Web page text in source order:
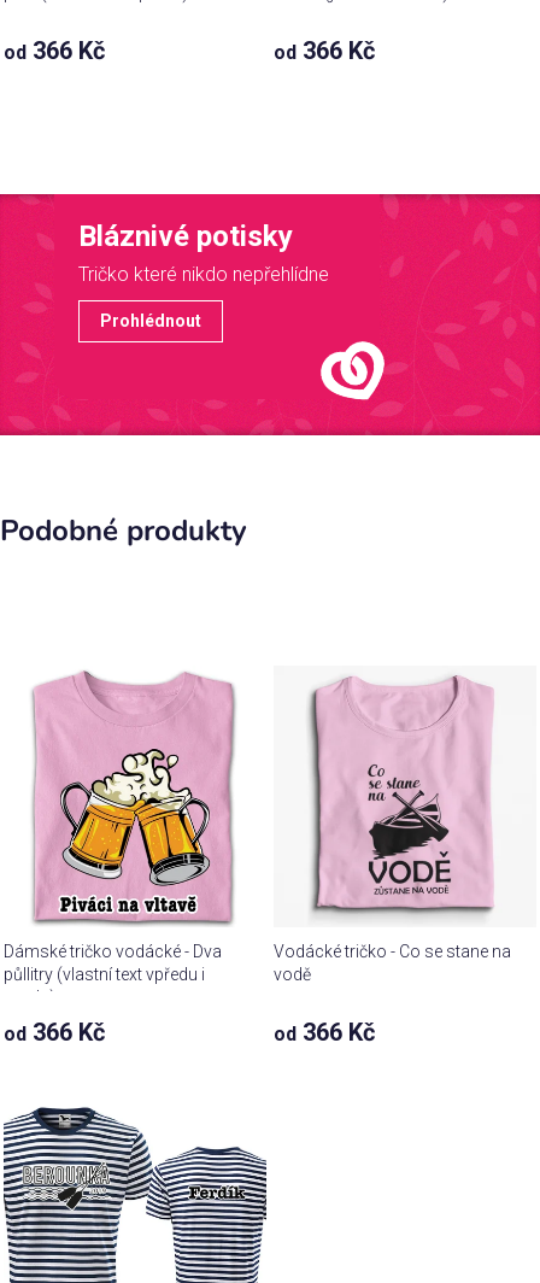
od 366 Kč od 366 Kč
Bláznivé potisky
Tričko které nikdo nepřehlídne
Prohlédnout
Podobné produkty
Dámské tričko vodácké - Dva
půllitry (vlastní text vpředu i
vzadu)
od 366 Kč
Vodácké tričko - Co se stane na
vodě
od 366 Kč